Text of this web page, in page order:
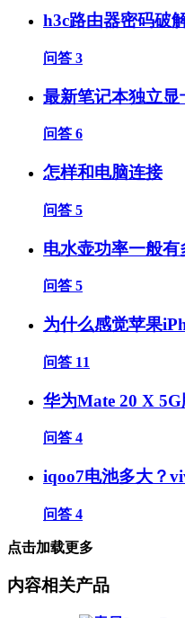
h3c路由器密码破
问答 3
最新笔记本独立显
问答 6
怎样和电脑连接
问答 5
电水壶功率一般
问答 5
为什么感觉苹果
问答 11
华为Mate 20 X
问答 4
iqoo7电池多大？
问答 4
点击加载更多
内容相关产品